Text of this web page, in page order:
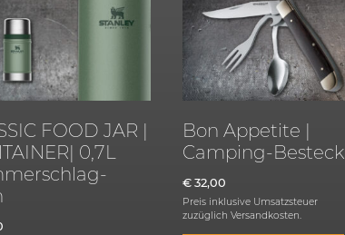
FOOD JAR |
0,7L
Bon Appetite |
Camping-Besteck
€32,00
Preis inklusive Umsatzsteuer
zuzüglich Versandkosten.